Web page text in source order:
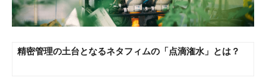
精密管理の土台となるネタフィムの「点滴潅水」とは？